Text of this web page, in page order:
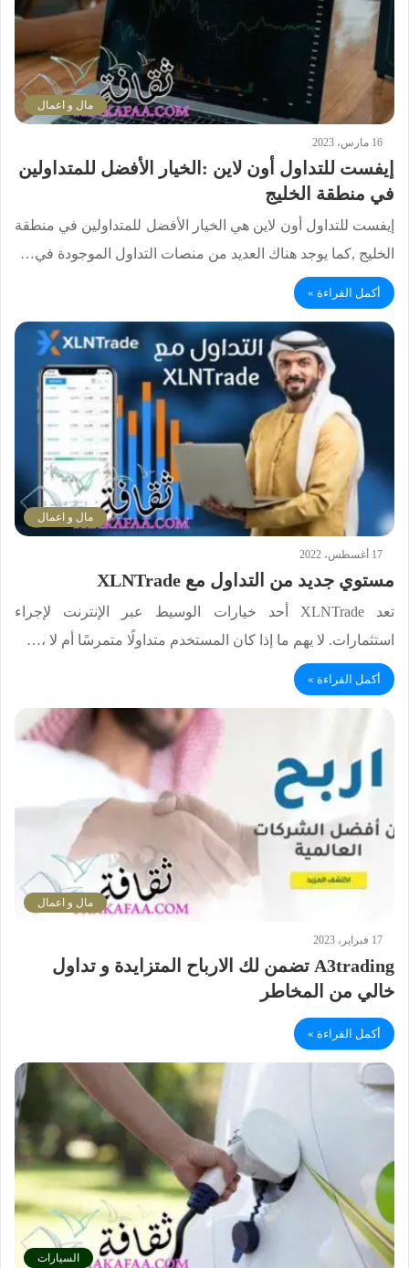
مال و اعمال
16 مارس، 2023
إيفست للتداول أون لاين :الخيار الأفضل للمتداولين
في منطقة الخليج
إيفست للتداول أون لاين هي الخيار الأفضل للمتداولين في منطقة
الخليج ,كما يوجد هناك العديد من منصات التداول الموجودة في…
أكمل القراءة »
مال و اعمال
17 أغسطس، 2022
مستوي جديد من التداول مع XLNTrade
تعد XLNTrade أحد خيارات الوسيط عبر الإنترنت لإجراء
استثمارات. لا يهم ما إذا كان المستخدم متداولًا متمرسًا أم لا ،…
أكمل القراءة »
مال و اعمال
17 فبراير، 2023
A3trading تضمن لك الارباح المتزايدة و تداول
خالي من المخاطر
أكمل القراءة »
السيارات